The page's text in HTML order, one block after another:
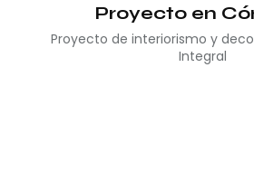
Proyecto en
Proyecto de interiorismo y
Integral